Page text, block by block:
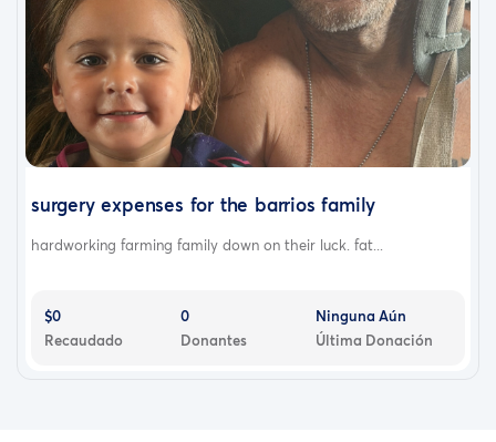
surgery expenses for the barrios family
hardworking farming family down on their luck. fat...
$0
Recaudado
0
Donantes
Ninguna Aún
Última Donación